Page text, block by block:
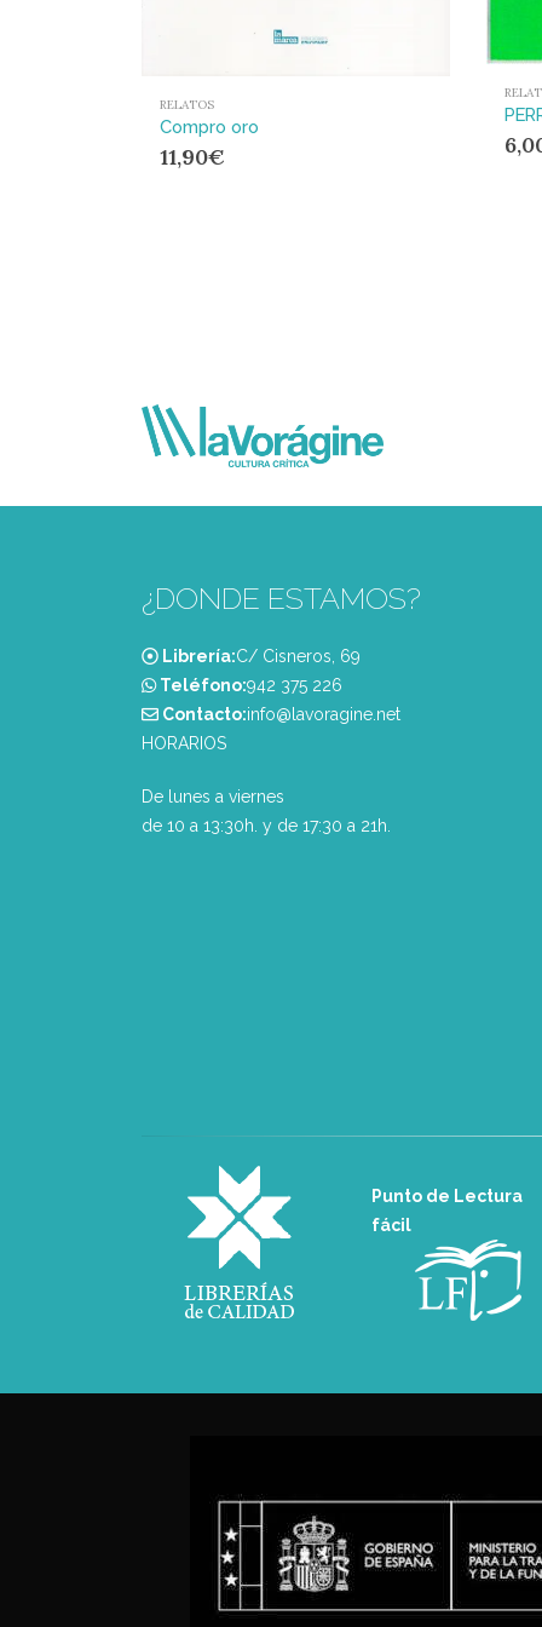
RELATOS
Compro oro
11,90€
¿DONDE ESTAMOS?
Librería:C/ Cisneros, 69
Teléfono:‭942 375 226‬
Contacto:info@lavoragine.net
HORARIOS
De lunes a viernes
de 10 a 13:30h. y de 17:30 a 21h.
Punto de Lectura
fácil